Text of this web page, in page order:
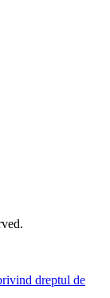
dreptul de